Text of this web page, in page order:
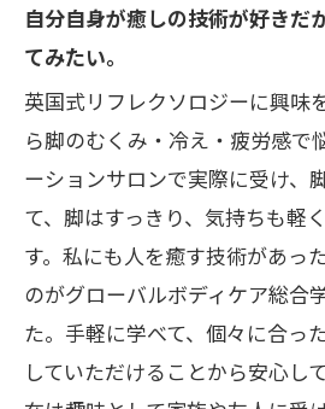
自分自身が癒しの技術が好きだ
てみたい。
英国式リフレクソロジーに興味
ら脚のむくみ・冷え・疲労感で
ーションサロンで実際に受け、
て、脚はすっきり、気持ちも軽
す。私にも人を癒す技術があっ
のがグローバルボディケア総合
た。手軽に学べて、個々に合っ
していただけることから安心し